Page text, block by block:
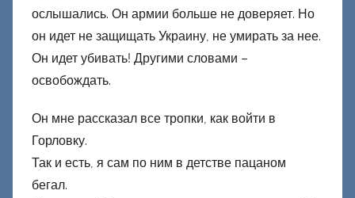
ослышались. Он армии больше не доверяет. Но
он идет не защищать Украину, не умирать за нее.
Он идет убивать! Другими словами –
освобождать.
Он мне рассказал все тропки, как войти в
Горловку.
Так и есть, я сам по ним в детстве пацаном
бегал.